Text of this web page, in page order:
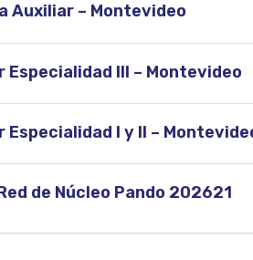
Auxiliar – Montevideo
Especialidad III – Montevideo
Especialidad I y II –
de Núcleo Pando 202621